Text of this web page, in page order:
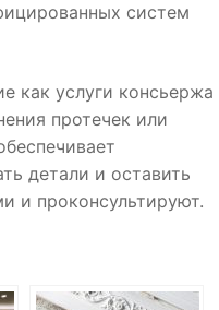
систем
как услуги консьержа
протечек или
детали и оставить
и проконсультируют.